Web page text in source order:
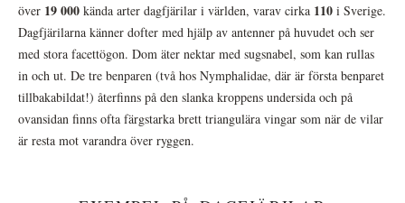
över 19 000 kända arter dagfjärilar i världen, varav cirka 110 i Sverige.
Dagfjärilarna känner dofter med hjälp av antenner på huvudet och ser
med stora facettögon. Dom äter nektar med sugsnabel, som kan rullas
in och ut. De tre benparen (två hos Nymphalidae, där är första benparet
tillbakabildat!) återfinns på den slanka kroppens undersida och på
ovansidan finns ofta färgstarka brett triangulära vingar som när de vilar
är resta mot varandra över ryggen.